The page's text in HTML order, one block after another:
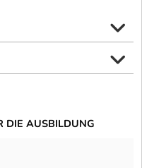
DIE AUSBILDUNG